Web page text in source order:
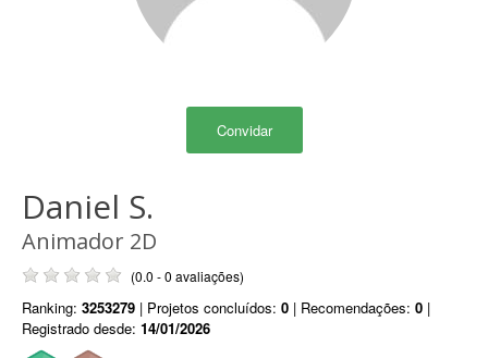
Convidar
Daniel S.
Animador 2D
(0.0 - 0 avaliações)
Ranking: 3253279 | Projetos concluídos: 0 | Recomendações: 0 |
Registrado desde: 14/01/2026